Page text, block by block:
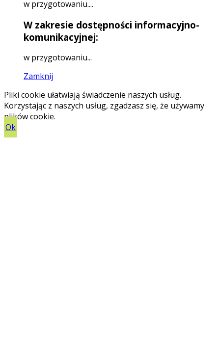
w przygotowaniu....
W zakresie dostępności informacyjno-
komunikacyjnej:
w przygotowaniu...
Zamknij
Pliki cookie ułatwiają świadczenie naszych usług.
Korzystając z naszych usług, zgadzasz się, że używamy
plików cookie.
Ok